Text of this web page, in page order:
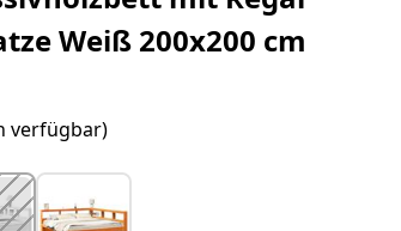
Weiß 200x200 cm
verfügbar)